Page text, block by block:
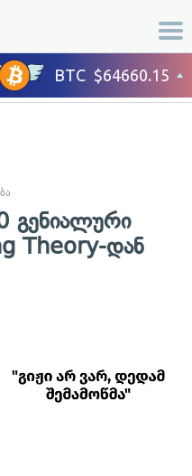
გენიალური
Theory-დან